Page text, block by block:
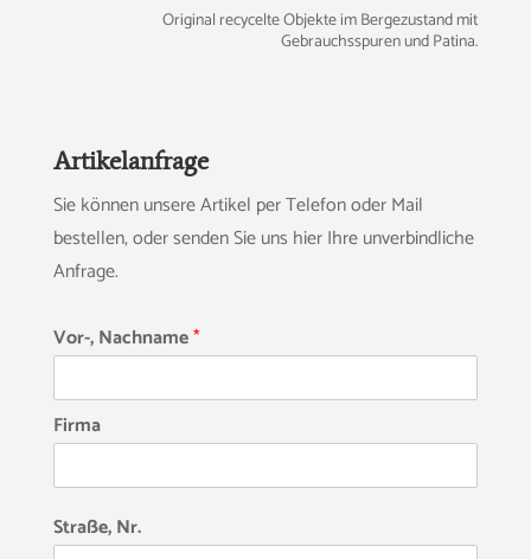
Original recycelte Objekte im Bergezustand mit
Gebrauchsspuren und Patina.
Artikelanfrage
Sie können unsere Artikel per Telefon oder Mail
bestellen, oder senden Sie uns hier Ihre unverbindliche
Anfrage.
Vor-, Nachname*
Firma
Straße, Nr.